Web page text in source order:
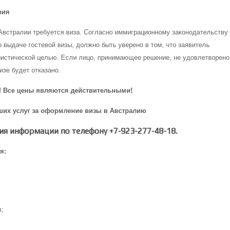
требуется виза. Согласно иммиграционному законодательству
гостевой визы, должно быть уверено в том, что заявитель
целью. Если лицо, принимающее решение, не удовлетворено
будет отказано.
Все цены являются действительными!
услуг за оформление визы в Австралию
информации по телефону +7-923-277-48-18.